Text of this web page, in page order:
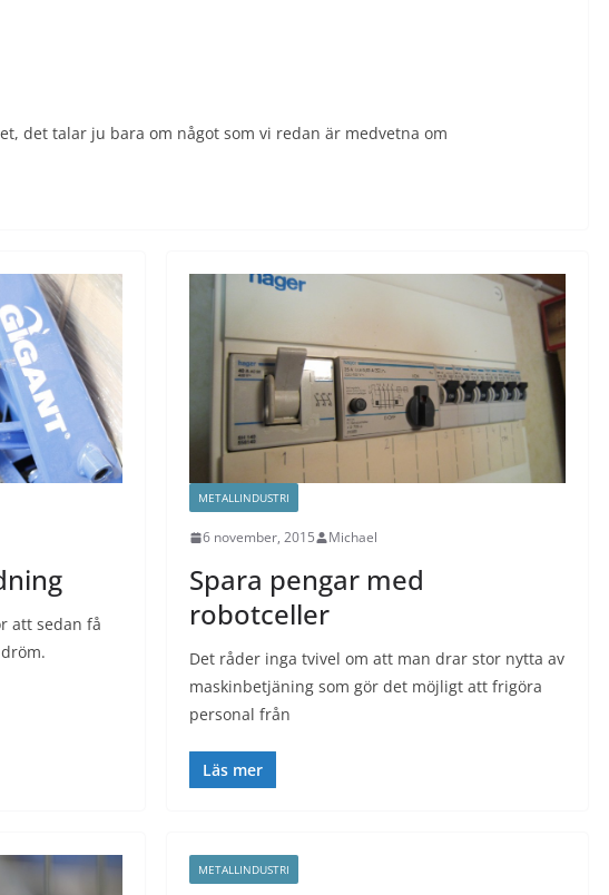
det talar ju bara om något som vi redan är medvetna om
att sedan få
METALLINDUSTRI
6 november, 2015 Michael
Spara pengar med
robotceller
Det råder inga tvivel om att man drar stor nytta av
maskinbetjäning som gör det möjligt att frigöra
personal från
Läs mer
METALLINDUSTRI